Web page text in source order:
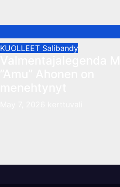
KUOLLEET Salibandy